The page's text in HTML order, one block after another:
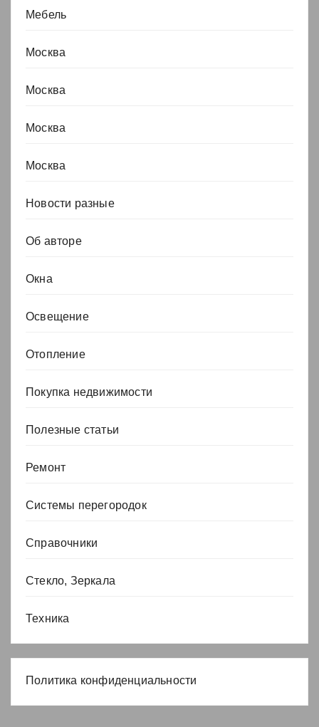
Мебель
Москва
Москва
Москва
Москва
Новости разные
Об авторе
Окна
Освещение
Отопление
Покупка недвижимости
Полезные статьи
Ремонт
Системы перегородок
Справочники
Стекло, Зеркала
Техника
Политика конфиденциальности